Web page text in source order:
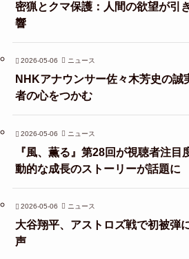
密猟とクマ保護：人間の欲望が引
響
2026-05-06 ニュース
NHKアナウンサー佐々木芳史の誠
者の心をつかむ
2026-05-06 ニュース
『風、薫る』第28回が視聴者注目
動的な成長のストーリーが話題に
2026-05-06 ニュース
大谷翔平、アストロズ戦で初被弾
声